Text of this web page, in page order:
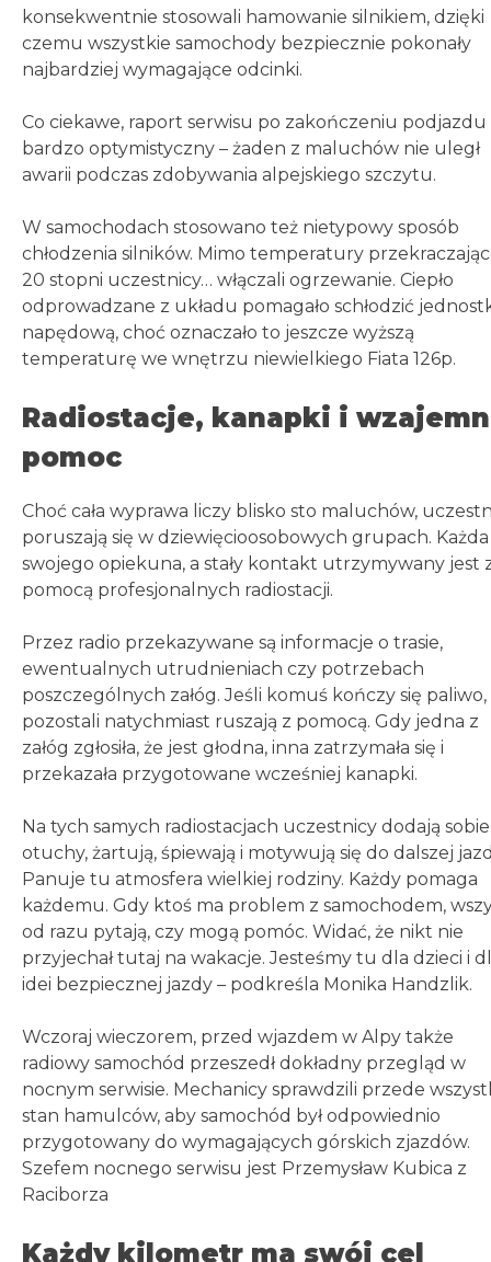
konsekwentnie stosowali hamowanie silnikiem, dzięki
czemu wszystkie samochody bezpiecznie pokonały
najbardziej wymagające odcinki.
Co ciekawe, raport serwisu po zakończeniu podjazdu
bardzo optymistyczny – żaden z maluchów nie uległ
awarii podczas zdobywania alpejskiego szczytu.
W samochodach stosowano też nietypowy sposób
chłodzenia silników. Mimo temperatury
20 stopni uczestnicy… włączali ogrzewanie. Ciepło
odprowadzane z układu pomagało schłodzić
napędową, choć oznaczało to jeszcze wyższą
temperaturę we wnętrzu niewielkiego Fiata 126p.
Radiostacje, kanapki i
pomoc
Choć cała wyprawa liczy blisko sto maluchów,
poruszają się w dziewięcioosobowych grupach.
swojego opiekuna, a stały kontakt utrzymywany jest
pomocą profesjonalnych radiostacji.
Przez radio przekazywane są informacje o trasie,
ewentualnych utrudnieniach czy potrzebach
poszczególnych załóg. Jeśli komuś kończy się paliwo,
pozostali natychmiast ruszają z pomocą. Gdy jedna z
załóg zgłosiła, że jest głodna, inna zatrzymała się i
przekazała przygotowane wcześniej kanapki.
Na tych samych radiostacjach uczestnicy dodają sobie
otuchy, żartują, śpiewają i motywują się do dalszej
Panuje tu atmosfera wielkiej rodziny. Każdy pomaga
każdemu. Gdy ktoś ma problem z samochodem,
od razu pytają, czy mogą pomóc. Widać, że nikt nie
przyjechał tutaj na wakacje. Jesteśmy tu dla dzieci i
idei bezpiecznej jazdy – podkreśla Monika Handzlik.
Wczoraj wieczorem, przed wjazdem w Alpy także
radiowy samochód przeszedł dokładny przegląd w
nocnym serwisie. Mechanicy sprawdzili przede
stan hamulców, aby samochód był odpowiednio
przygotowany do wymagających górskich zjazdów.
Szefem nocnego serwisu jest Przemysław Kubica z
Raciborza
Każdy kilometr ma swój cel